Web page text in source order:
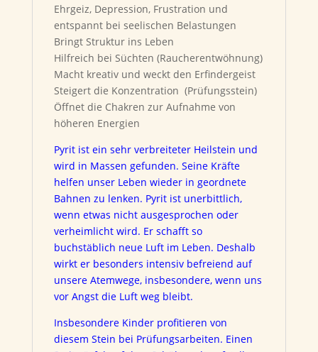
Ehrgeiz, Depression, Frustration und
entspannt bei seelischen Belastungen
Bringt Struktur ins Leben
Hilfreich bei Süchten (Raucherentwöhnung)
Macht kreativ und weckt den Erfindergeist
Steigert die Konzentration (Prüfungsstein)
Öffnet die Chakren zur Aufnahme von
höheren Energien
Pyrit ist ein sehr verbreiteter Heilstein und
wird in Massen gefunden. Seine Kräfte
helfen unser Leben wieder in geordnete
Bahnen zu lenken. Pyrit ist unerbittlich,
wenn etwas nicht ausgesprochen oder
verheimlicht wird. Er schafft so
buchstäblich neue Luft im Leben. Deshalb
wirkt er besonders intensiv befreiend auf
unsere Atemwege, insbesondere, wenn uns
vor Angst die Luft weg bleibt.
Insbesondere Kinder profitieren von
diesem Stein bei Prüfungsarbeiten. Einen